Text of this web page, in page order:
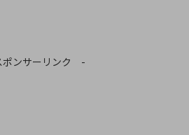
ンサーリンク -